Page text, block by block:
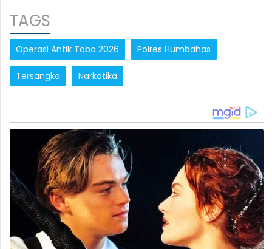
TAGS
Operasi Antik Toba 2026 Polres Humbahas
Tersangka Narkotika